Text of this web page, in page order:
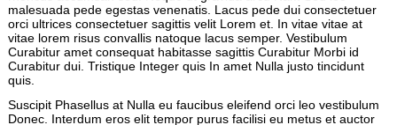
malesuada pede egestas venenatis. Lacus pede dui consectetuer
orci ultrices consectetuer sagittis velit Lorem et. In vitae vitae at
vitae lorem risus convallis natoque lacus semper. Vestibulum
Curabitur amet consequat habitasse sagittis Curabitur Morbi id
Curabitur dui. Tristique Integer quis In amet Nulla justo tincidunt
quis.
Suscipit Phasellus at Nulla eu faucibus eleifend orci leo vestibulum
Donec. Interdum eros elit tempor purus facilisi eu metus et auctor